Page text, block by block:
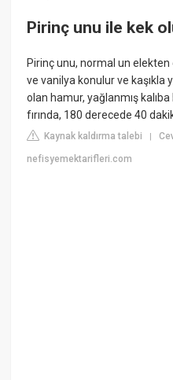
Pirinç unu ile kek
Pirinç unu, normal un elekten
ve vanilya konulur ve kaşıkla
olan hamur, yağlanmış kalıba
fırında, 180 derecede 40
Kaynak kaldırma talebi |
nefisyemektarifleri.com